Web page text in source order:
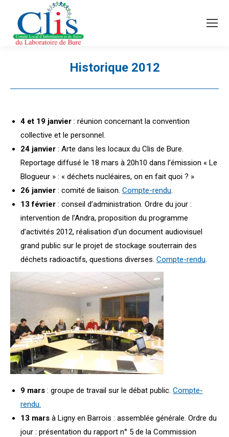
Historique 2012
4 et 19 janvier : réunion concernant la convention
collective et le personnel.
24 janvier : Arte dans les locaux du Clis de Bure.
Reportage diffusé le 18 mars à 20h10 dans l’émission « Le
Blogueur » : « déchets nucléaires, on en fait quoi ? »
26 janvier : comité de liaison. Compte-rendu.
13 février : conseil d’administration. Ordre du jour :
intervention de l’Andra, proposition du programme
d’activités 2012, réalisation d’un document audiovisuel
grand public sur le projet de stockage souterrain des
déchets radioactifs, questions diverses. Compte-rendu.
9 mars : groupe de travail sur le débat public. Compte-
rendu.
13 mars à Ligny en Barrois : assemblée générale. Ordre du
jour : présentation du rapport n° 5 de la Commission